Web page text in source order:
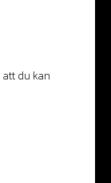
att du kan